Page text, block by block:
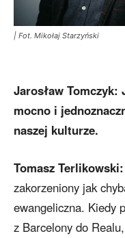
| Fot. Mikołaj Starzyński
Jarosław Tomczyk:
mocno i
naszej kulturze.
Tomasz Terlikowski:
zakorzeniony jak
ewangeliczna. Kiedy
z Barcelony do